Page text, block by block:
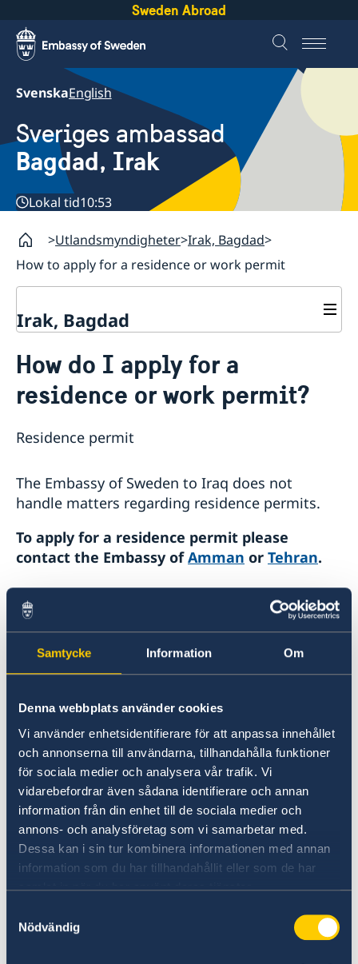
Samtycke Information Om
Denna webbplats använder cookies
Vi använder enhetsidentifierare för att anpassa innehållet
och annonserna till användarna, tillhandahålla funktioner
för sociala medier och analysera vår trafik. Vi
vidarebefordrar även sådana identifierare och annan
information från din enhet till de sociala medier och
annons- och analysföretag som vi samarbetar med.
Dessa kan i sin tur kombinera informationen med annan
information som du har tillhandahållit eller som de har
samlat in när du har använt deras tjänster.
Nödvändig
Sweden Abroad
SvenskaEnglish
Sveriges ambassad
Bagdad, Irak
Lokal tid10:53
Utlandsmyndigheter Irak, Bagdad
How to apply for a residence or work permit
Irak, Bagdad
Om oss
Dataskyddspolicy (GDPR)
Aktuellt
How do I apply for a
residence or work permit?
Residence permit
The Embassy of Sweden to Iraq does not
handle matters regarding residence permits.
To apply for a residence permit please
contact the Embassy ofAmman or Tehran.
Please note that the Embassy in Ankara and
the Consulate General in Istanbul do not
from Iraqi citizens.
Work permit
You must have a work permit in order to work
in Sweden.
The Embassy of Sweden to Iraq does not
issue work permits.To apply for a work permit
please contact the Swedish Embassy in Amman
or Tehran.
Find out more information about working in
Swedenhere.